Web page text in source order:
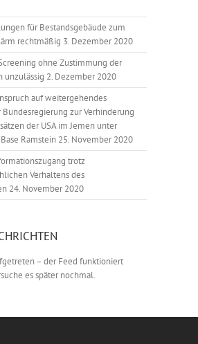
für Bestandsgebäude zum
rechtmäßig 3. Dezember 2020
ohne Zustimmung der
unzulässig 2. Dezember 2020
auf weitergehendes
zur Verhinderung
der USA im Jemen unter
Ramstein 25. November 2020
trotz
Verhaltens des
24. November 2020
– der Feed funktioniert
es später nochmal.